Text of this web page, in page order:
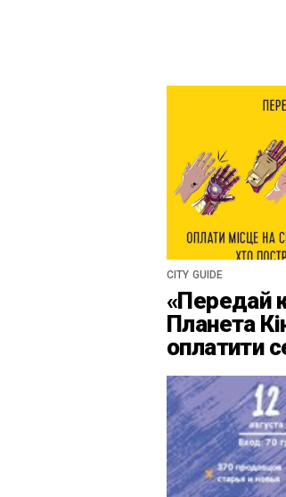
CITY GUIDE
«Передай
Планета
оплатити